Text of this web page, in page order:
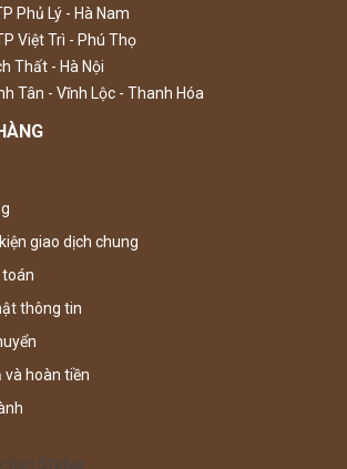
Phủ Lý - Hà Nam
Việt Trì - Phú Thọ
Thất - Hà Nội
Tân - Vĩnh Lộc - Thanh Hóa
giao dịch chung
thông tin
và hoàn tiền